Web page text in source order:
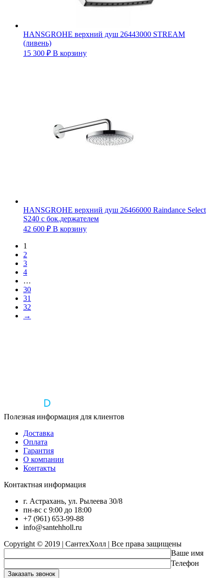
HANSGROHE верхний душ 26443000 STREAM
(ливень)
15 300 ₽ В корзину
HANSGROHE верхний душ 26466000 Raindance Select
S240 с бок.держателем
42 600 ₽ В корзину
1
2
3
4
…
30
31
32
→
Полезная информация для клиентов
Доставка
Оплата
Гарантия
О компании
Контакты
Контактная информация
г. Астрахань, ул. Рылеева 30/8
пн-вс с 9:00 до 18:00
+7 (961) 653-99-88
info@santehholl.ru
Copyright © 2019 | СантехХолл | Все права защищены
Ваше имя
Телефон